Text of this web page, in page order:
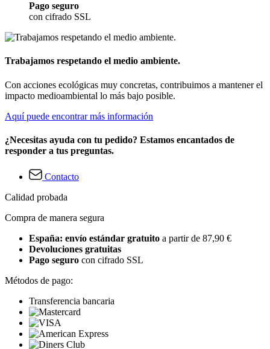
Pago seguro
con cifrado SSL
Trabajamos respetando el medio ambiente.
Con acciones ecológicas muy concretas, contribuimos a mantener el
impacto medioambiental lo más bajo posible.
Aquí puede encontrar más información
¿Necesitas ayuda con tu pedido? Estamos encantados de
responder a tus preguntas.
Contacto
Calidad probada
Compra de manera segura
España: envío estándar gratuito a partir de 87,90 €
Devoluciones gratuitas
Pago seguro con cifrado SSL
Métodos de pago:
Transferencia bancaria